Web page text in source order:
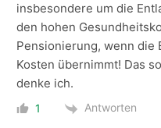
insbesondere um die
den hohen
Pensionierung, wenn die
Kosten übernimmt! Das
denke ich.
1 Antworten